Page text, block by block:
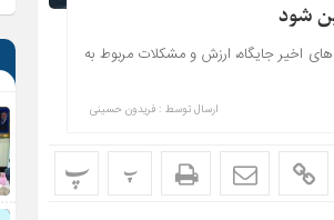
شود
اخیر جایگاه، ارزش و مشکلات مربوط به
ارسال توسط : فریدون حسینی
پ پ